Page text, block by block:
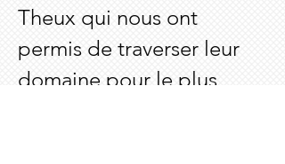
Theux qui nous ont
permis de traverser leur
domaine pour le plus